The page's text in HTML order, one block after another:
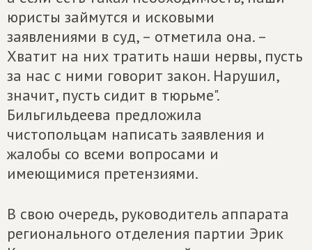
юристы займутся и исковыми
заявлениями в суд, – отметила она. –
Хватит на них тратить наши нервы, пусть
за нас с ними говорит закон. Нарушил,
значит, пусть сидит в тюрьме".
Бильгильдеева предложила
чистопольцам написать заявления и
жалобы со всеми вопросами и
имеющимися претензиями.
В свою очередь, руководитель аппарата
регионального отделения партии Эрик